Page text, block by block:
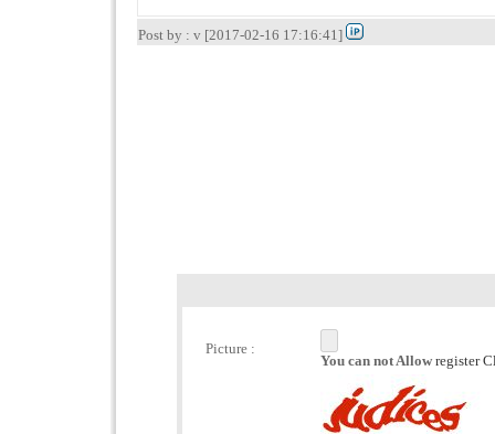
Post by : v [2017-02-16 17:16:41]
Picture :
You can not Allow register